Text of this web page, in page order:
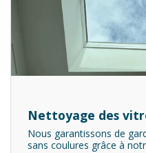
Nettoyage des
Nous garantissons de
sans coulures grâce à